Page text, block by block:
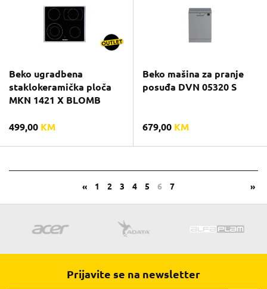
Beko ugradbena
staklokeramička ploča
MKN 1421 X BLOMB
499,00 KM
Beko mašina za pranje
posuđa DVN 05320 S
679,00 KM
« 1 2 3 4 5 6 7 »
Prijavite se na newsletter